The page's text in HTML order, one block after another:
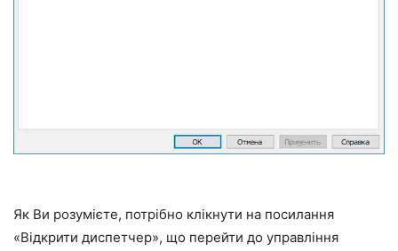
Як Ви розумієте, потрібно клікнути на посилання
«Відкрити диспетчер», що перейти до управління